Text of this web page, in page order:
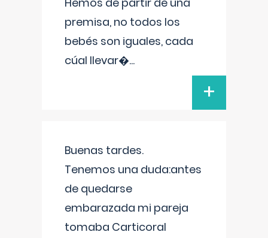
premisa, no todos los
bebés son iguales, cada
cúal llevar�...
+
Buenas tardes.
Tenemos una duda:antes
de quedarse
embarazada mi pareja
tomaba Carticoral